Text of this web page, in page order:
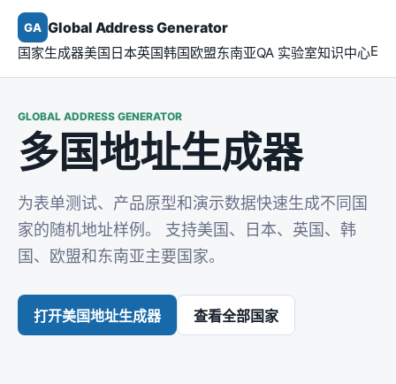
GA Global Address Generator
国家生成器美国日本英国韩国欧盟东南亚QA 实验室知识中心
GLOBAL ADDRESS GENERATOR
多国地址生成器
为表单测试、产品原型和演示数据快速生成不同国
家的随机地址样例。 支持美国、日本、英国、韩
国、欧盟和东南亚主要国家。
打开美国地址生成器 查看全部国家